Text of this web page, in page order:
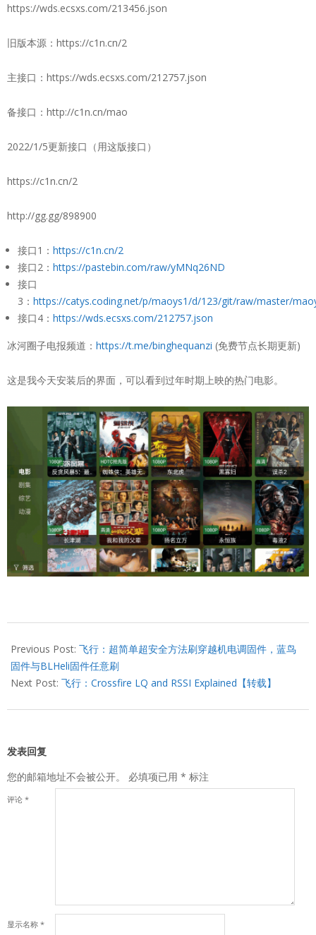
https://wds.ecsxs.com/213456.json
旧版本源：https://c1n.cn/2
主接口：https://wds.ecsxs.com/212757.json
备接口：http://c1n.cn/mao
2022/1/5更新接口（用这版接口）
https://c1n.cn/2
http://gg.gg/898900
接口1： https://c1n.cn/2
接口2： https://pastebin.com/raw/yMNq26ND
接口
3： https://catys.coding.net/p/maoys1/d/123/git/raw/master/
接口4： https://wds.ecsxs.com/212757.json
冰河圈子电报频道： https://t.me/binghequanzi (免费节点长期更新)
这是我今天安装后的界面，可以看到过年时期上映的热门电影。
02-
28
Previous Post: 飞行：超简单超安全方法刷穿越机电调固件，蓝鸟
固件与BLHeli固件任意刷
Next Post: 飞行：Crossfire LQ and RSSI Explained【转载】
发表回复
您的邮箱地址不会被公开。
必填项已用 * 标注
评论 *
显示名称 *